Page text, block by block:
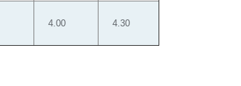
4.00 4.30